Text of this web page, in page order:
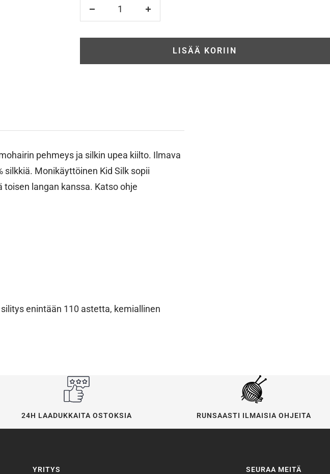
LISÄÄ KORIIN
pehmeys ja silkin upea kiilto. Ilmava
silkkiä. Monikäyttöinen Kid Silk sopii
langan kanssa. Katso ohje
enintään 110 astetta, kemiallinen
24H LAADUKKAITA OSTOKSIA RUNSAASTI ILMAISIA OHJEITA
YRITYS SEURAA MEITÄ